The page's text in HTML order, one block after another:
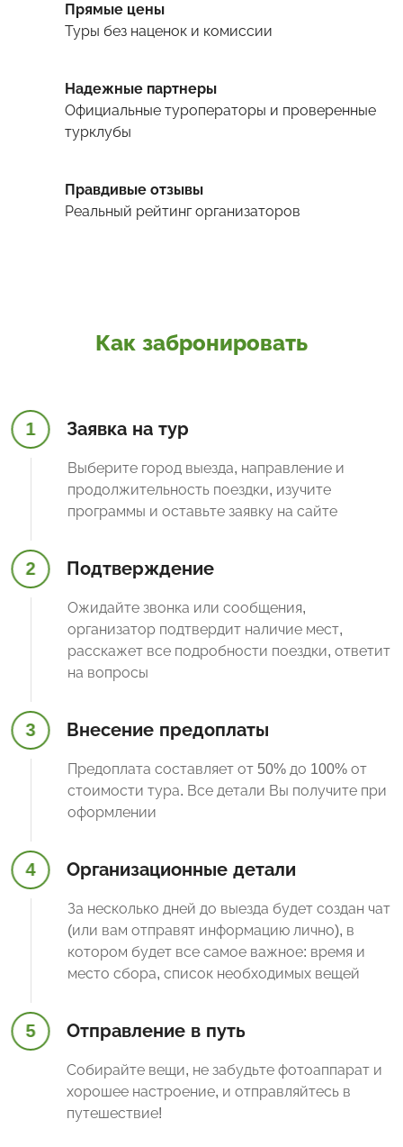
Прямые цены
Туры без наценок и комиссии
Надежные партнеры
Официальные туроператоры и проверенные
турклубы
Правдивые отзывы
Реальный рейтинг организаторов
Как забронировать
1 Заявка на тур
Выберите город выезда, направление и
продолжительность поездки, изучите
программы и оставьте заявку на сайте
2 Подтверждение
Ожидайте звонка или сообщения,
организатор подтвердит наличие мест,
расскажет все подробности поездки, ответит
на вопросы
3 Внесение предоплаты
Предоплата составляет от 50% до 100% от
стоимости тура. Все детали Вы получите при
оформлении
4 Организационные детали
За несколько дней до выезда будет создан чат
(или вам отправят информацию лично), в
котором будет все самое важное: время и
место сбора, список необходимых вещей
5 Отправление в путь
Собирайте вещи, не забудьте фотоаппарат и
хорошее настроение, и отправляйтесь в
путешествие!